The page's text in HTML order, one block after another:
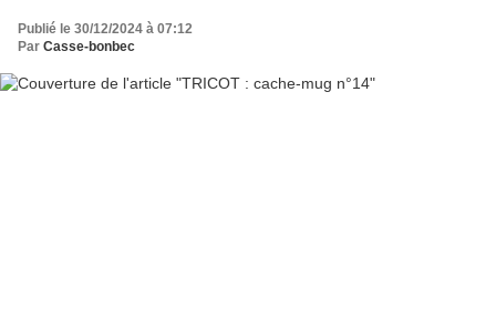
Publié le 30/12/2024 à 07:12
Par Casse-bonbec